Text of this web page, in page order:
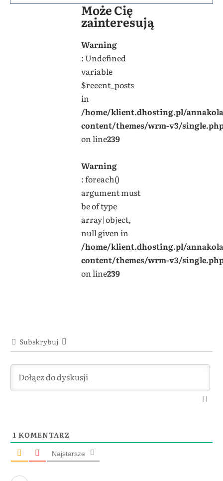
Może Cię
zainteresują
Warning
: Undefined
variable
$recent_posts
in
/home/klient.dhosting.pl/
content/themes/wrm-v3/
on line239
Warning
: foreach()
argument must
be of type
array|object,
null given in
/home/klient.dhosting.pl/
content/themes/wrm-v3/
on line239
Subskrybuj
1 KOMENTARZ
Najstarsze